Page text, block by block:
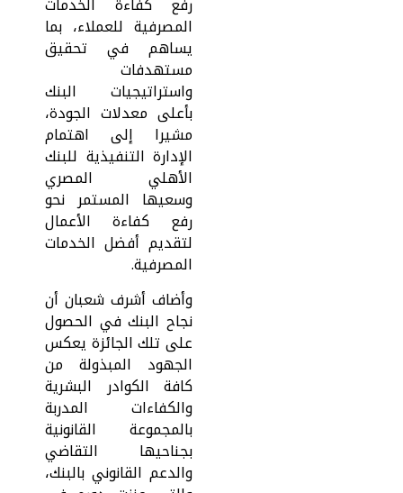
المصرفية للعملاء، بما
يساهم في تحقيق
مستهدفات
واستراتيجيات البنك
بأعلى معدلات الجودة،
مشيرا إلى اهتمام
الإدارة التنفيذية للبنك
الأهلي المصري
وسعيها المستمر نحو
رفع كفاءة الأعمال
لتقديم أفضل الخدمات
المصرفية.
وأضاف أشرف شعبان أن
نجاح البنك في الحصول
على تلك الجائزة يعكس
الجهود المبذولة من
كافة الكوادر البشرية
والكفاءات المدربة
بالمجموعة القانونية
بجناحيها التقاضي
والدعم القانوني بالبنك،